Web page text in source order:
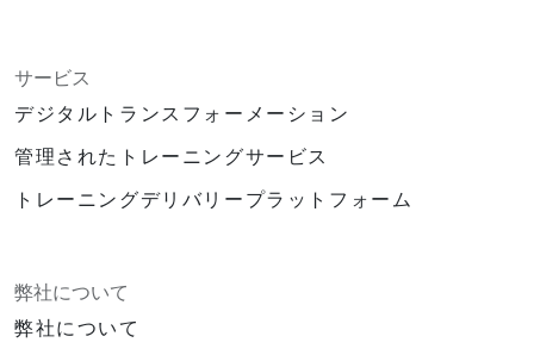
サービス
デジタルトランスフォーメーション
管理されたトレーニングサービス
トレーニングデリバリープラットフォーム
弊社について
弊社について